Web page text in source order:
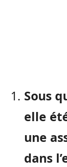
Sous
elle
une
dans